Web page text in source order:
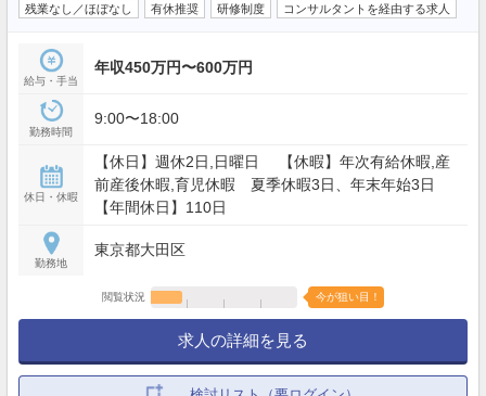
残業なし／ほぼなし
有休推奨 研修制度 コンサルタントを経由する求人
給与・手当
年収450万円〜600万円
勤務時間
9:00〜18:00
休日・休暇
【休日】週休2日,日曜日 【休暇】年次有給休暇,産
前産後休暇,育児休暇 夏季休暇3日、年末年始3日
【年間休日】110日
勤務地
東京都大田区
閲覧状況 今が狙い目！
求人の詳細を見る